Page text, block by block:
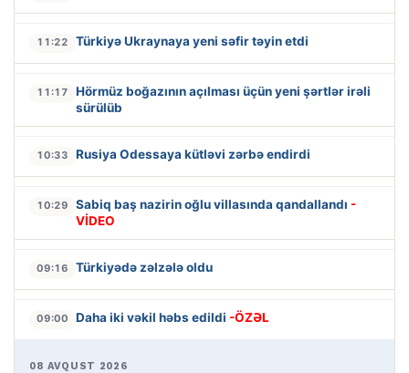
11:22 Türkiyə Ukraynaya yeni səfir təyin etdi
11:17
Hörmüz boğazının açılması üçün yeni şərtlər irəli
sürülüb
10:33 Rusiya Odessaya kütləvi zərbə endirdi
10:29 Sabiq baş nazirin oğlu villasında qandallandı -
VİDEO
09:16 Türkiyədə zəlzələ oldu
09:00 Daha iki vəkil həbs edildi -ÖZƏL
08 AVQUST 2026